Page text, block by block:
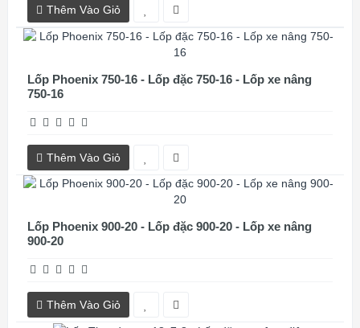
Thêm Vào Giỏ
Lốp Phoenix 750-16 - Lốp đặc 750-16 - Lốp xe nâng
750-16
Thêm Vào Giỏ
Lốp Phoenix 900-20 - Lốp đặc 900-20 - Lốp xe nâng
900-20
Thêm Vào Giỏ